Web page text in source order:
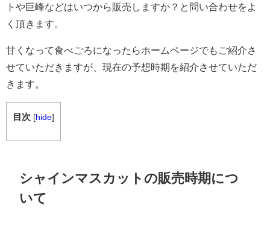
トや巨峰などはいつから販売しますか？と問い合わせをよ
く頂きます。
甘くなって食べごろになったらホームページでもご紹介さ
せていただきますが、現在の予想時期を紹介させていただ
きます。
目次 [hide]
シャインマスカットの販売時期につ
いて